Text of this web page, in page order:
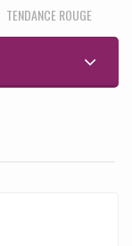
TENDANCE ROUGE